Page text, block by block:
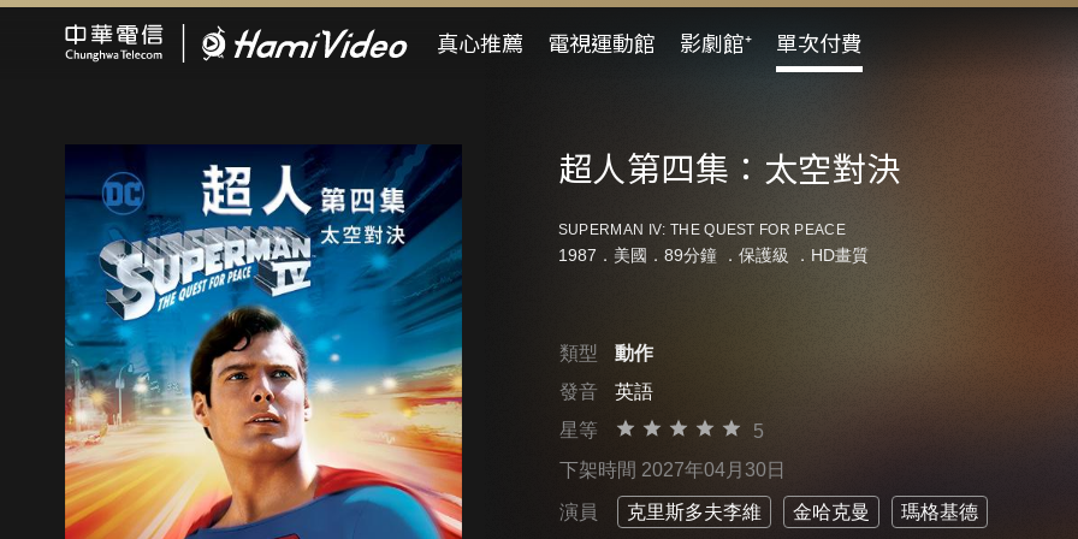
真心推薦 電視運動館 影劇館⁺ 單次付費
超人第四集：太空對決
SUPERMAN IV: THE QUEST FOR PEACE
1987．美國．89分鐘 ． 保護級 ．HD畫質
類型
動作
發音
英語
星等
5
下架時間 2027年04月30日
演員 克里斯多夫李維 金哈克曼 瑪格基德